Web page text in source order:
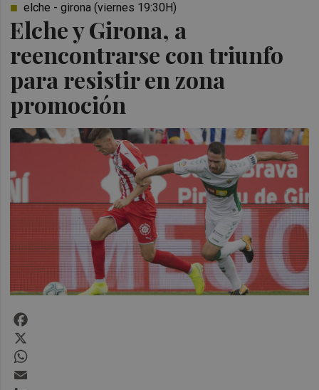
Elche y Girona, a
reencontrarse con triunfo
para resistir en zona
promoción
elche - girona (viernes 19:30H)